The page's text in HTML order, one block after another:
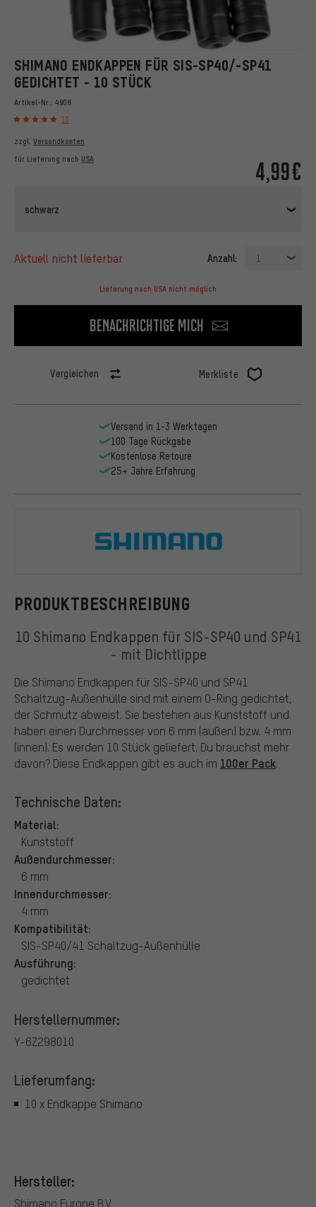
SHIMANO ENDKAPPEN FÜR SIS-SP40/-SP41
GEDICHTET - 10 STÜCK
Artikel-Nr.: 4908
13
4,99€
zzgl. Versandkosten
für Lieferung nach USA
schwarz
aktuell nicht lieferbar Anzahl: 1
Lieferung nach USA nicht möglich
Benachrichtige mich
Vergleichen Merkliste
PRODUKTBESCHREIBUNG
10 Shimano Endkappen für SIS-SP40 und SP41
- mit Dichtlippe
Die Shimano Endkappen für SIS-SP40 und SP41
Schaltzug-Außenhülle sind mit einem O-Ring gedichtet,
der Schmutz abweist. Sie bestehen aus Kunststoff und
haben einen Durchmesser von 6 mm (außen) bzw. 4 mm
(innen). Es werden 10 Stück geliefert. Du brauchst mehr
davon? Diese Endkappen gibt es auch im 100er Pack.
Technische Daten:
Material:
Kunststoff
Außendurchmesser:
6 mm
Innendurchmesser:
4 mm
Kompatibilität:
SIS-SP40/41 Schaltzug-Außenhülle
Ausführung:
gedichtet
Herstellernummer:
Y-6Z298010
Lieferumfang:
10 x Endkappe Shimano
Hersteller:
Shimano Europe B.V.
Versand in 1-3 Werktagen
100 Tage Rückgabe
Kostenlose Retoure
25+ Jahre Erfahrung
Shimano